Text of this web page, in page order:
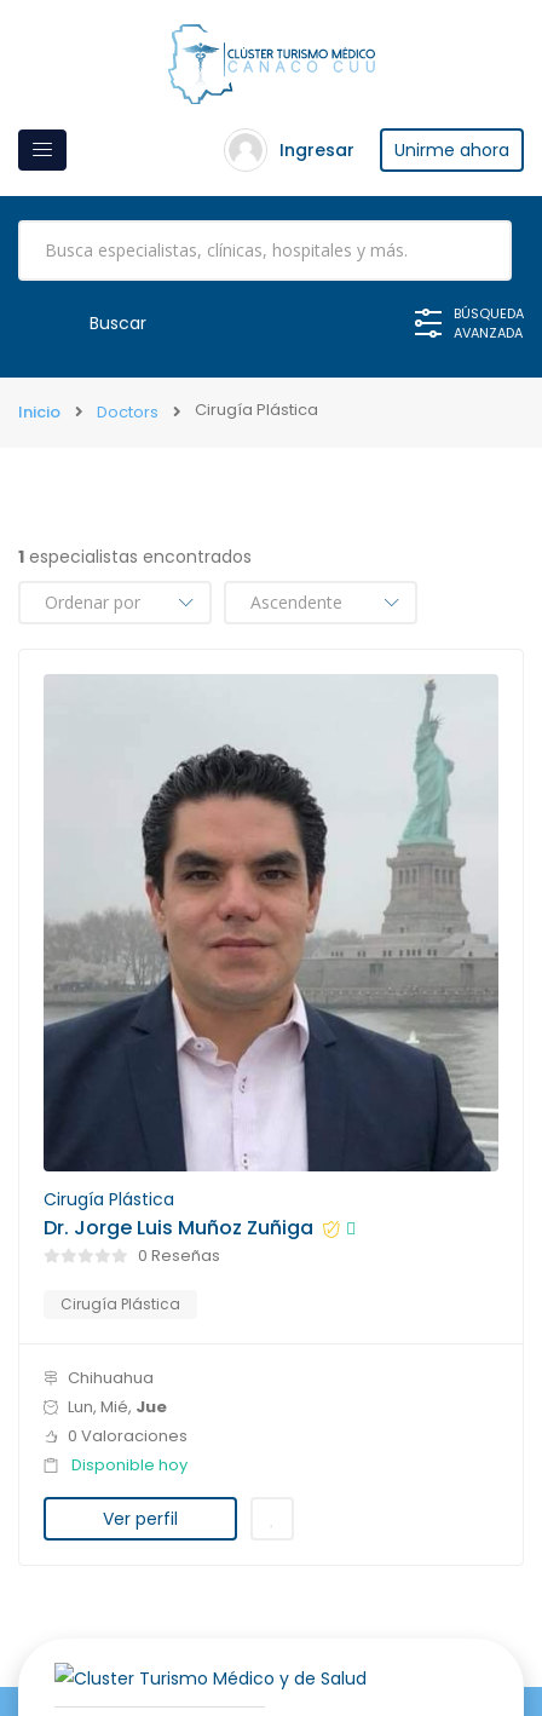
Ingresar Unirme ahora
BÚSQUEDA
AVANZADA
Inicio Doctors Cirugía Plástica
1 especialistas encontrados
Cirugía Plástica
Dr. Jorge Luis Muñoz Zuñiga
0 Reseñas
Cirugía Plástica
Chihuahua
Lun, Mié, Jue
0 Valoraciones
Disponible hoy
Ver perfil